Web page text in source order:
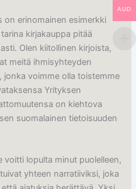
on erinomainen esimerkki
kirjakauppa pitää
Olen kiitollinen kirjoista,
meitä ihmisyhteyden
jonka voimme olla toistemme
Yrityksen
on kiehtova
suomalainen tietoisuuden
voitti lopulta minut puolelleen,
yhteen narratiiviksi, joka
AUD